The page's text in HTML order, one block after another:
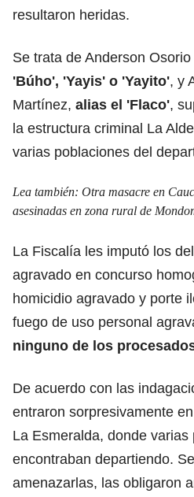
resultaron heridas.
Se trata de Anderson
'Búho', 'Yayis' o 'Yayito', y
Martínez, alias el 'Flaco',
la estructura criminal La
varias poblaciones del
Lea también: Otra masacre en
asesinadas en zona rural de
La Fiscalía les imputó los
agravado en concurso
homicidio agravado y porte
fuego de uso personal
ninguno de los
De acuerdo con las
entraron sorpresivamente
La Esmeralda, donde varias
encontraban departiendo.
amenazarlas, las obligaron